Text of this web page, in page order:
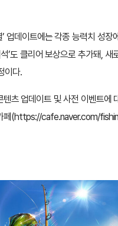
업데이트에는 각종 능력치 성장
’도 클리어 보상으로 추가돼, 새
이다.
텐츠 업데이트 및 사전 이벤트에
페(https://cafe.naver.com/